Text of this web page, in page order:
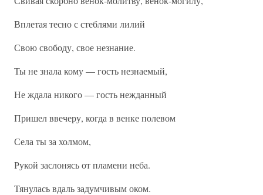
Вплетая тесно с стеблями лилий
Свою свободу, свое незнание.
Ты не знала кому — гость незнаемый,
Не ждала никого — гость нежданный
Пришел ввечеру, когда в венке полевом
Села ты за холмом,
Рукой заслонясь от пламени неба.
Тянулась вдаль задумчивым оком.